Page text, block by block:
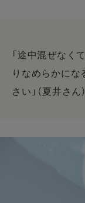
「途中混ぜなく
りなめらかに
さい」（夏井さん）